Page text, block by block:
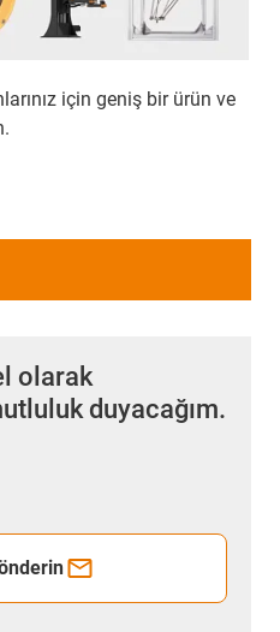
için geniş bir ürün ve
olarak
duyacağım.